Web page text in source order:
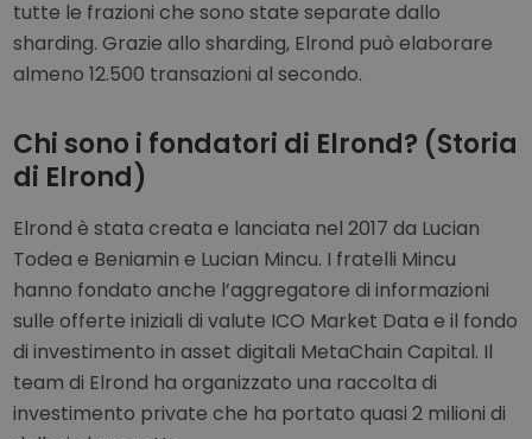
tutte le frazioni che sono state separate dallo
sharding. Grazie allo sharding, Elrond può elaborare
almeno 12.500 transazioni al secondo.
Chi sono i fondatori di Elrond? (Storia
di Elrond)
Elrond è stata creata e lanciata nel 2017 da Lucian
Todea e Beniamin e Lucian Mincu. I fratelli Mincu
hanno fondato anche l’aggregatore di informazioni
sulle offerte iniziali di valute ICO Market Data e il fondo
di investimento in asset digitali MetaChain Capital. Il
team di Elrond ha organizzato una raccolta di
investimento private che ha portato quasi 2 milioni di